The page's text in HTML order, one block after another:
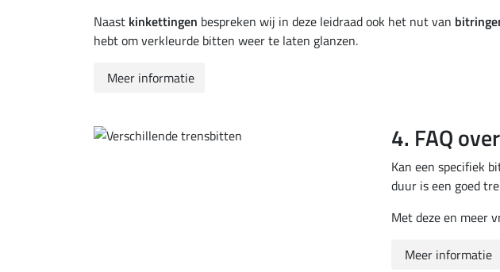
Naast kinkettingen bespreken wij in deze leidraad ook het nut van
hebt om verkleurde bitten weer te laten glanzen.
Meer informatie
4. FAQ
Kan een specifiek
duur is een goed
Met deze en meer
Meer informatie